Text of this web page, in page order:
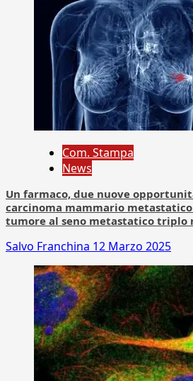
Com. Stampa
News
Un farmaco, due nuove
carcinoma mammario
tumore al seno metastatico triplo
Salvo Franchina 12 Marzo 2025